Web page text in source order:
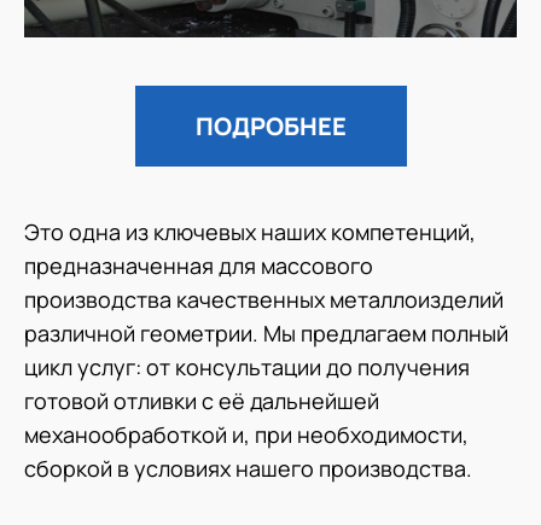
ПОДРОБНЕЕ
Это одна из ключевых наших компетенций,
предназначенная для массового
производства качественных металлоизделий
различной геометрии. Мы предлагаем полный
цикл услуг: от консультации до получения
готовой отливки с её дальнейшей
механообработкой и, при необходимости,
сборкой в условиях нашего производства.